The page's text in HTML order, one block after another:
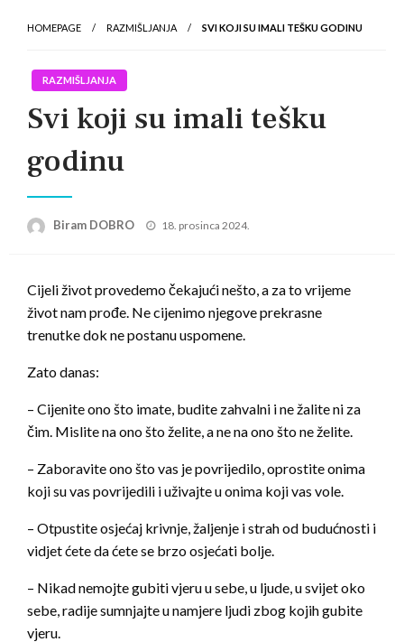
HOMEPAGE RAZMIŠLJANJA SVI KOJI SU IMALI TEŠKU GODINU
RAZMIŠLJANJA
Svi koji su imali tešku
godinu
Biram DOBRO
Posted
18. prosinca 2024.
Cijeli život provedemo čekajući nešto, a za to vrijeme
život nam prođe. Ne cijenimo njegove prekrasne
trenutke dok ne postanu uspomene.
Zato danas:
– Cijenite ono što imate, budite zahvalni i ne žalite ni za
čim. Mislite na ono što želite, a ne na ono što ne želite.
– Zaboravite ono što vas je povrijedilo, oprostite onima
koji su vas povrijedili i uživajte u onima koji vas vole.
– Otpustite osjećaj krivnje, žaljenje i strah od budućnosti i
vidjet ćete da ćete se brzo osjećati bolje.
– Nikad nemojte gubiti vjeru u sebe, u ljude, u svijet oko
sebe, radije sumnjajte u namjere ljudi zbog kojih gubite
vjeru.